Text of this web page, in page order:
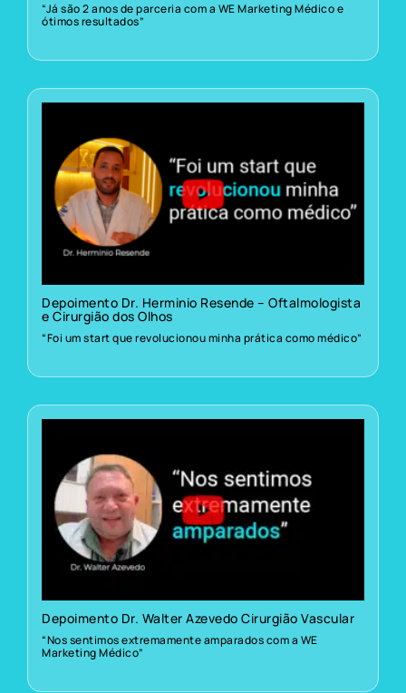
“Já são 2 anos de parceria com a WE Marketing Médico e
ótimos resultados”
Depoimento Dr. Herminio Resende – Oftalmologista
e Cirurgião dos Olhos
“Foi um start que revolucionou minha prática como médico”
Depoimento Dr. Walter Azevedo Cirurgião Vascular
“Nos sentimos extremamente amparados com a WE
Marketing Médico”